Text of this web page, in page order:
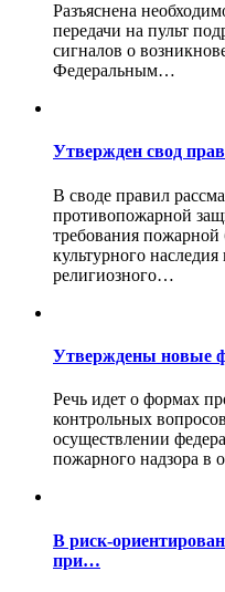
Разъяснена
передачи на пульт
сигналов о
Федеральным…
Утвержден свод
В своде правил
противопожарной
требования пожарной
культурного
религиозного…
Утверждены новые
Речь идет о формах
контрольных
осуществлении
пожарного надзора
В риск-
при…